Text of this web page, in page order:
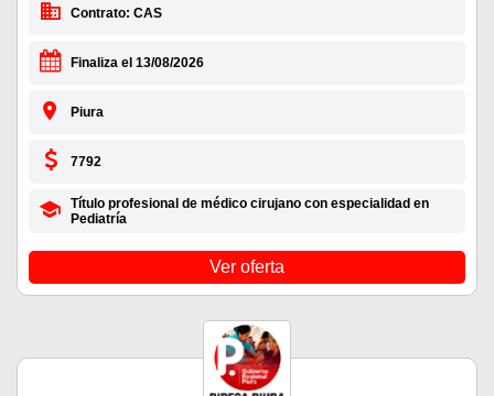
Contrato: CAS
Finaliza el 13/08/2026
Piura
7792
Título profesional de médico cirujano con especialidad en
Pediatría
Ver oferta